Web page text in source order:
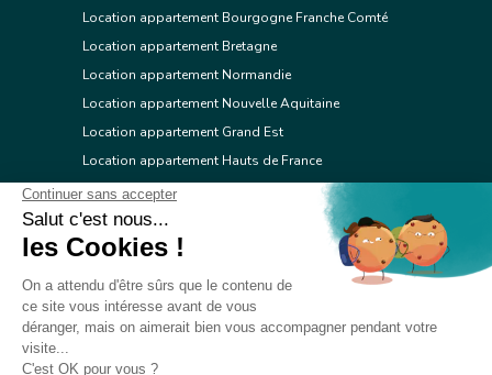
Location appartement Bourgogne Franche Comté
Location appartement Bretagne
Location appartement Normandie
Location appartement Nouvelle Aquitaine
Location appartement Grand Est
Location appartement Hauts de France
Location appartement Ile de France
Location appartement Centre Val de Loire
Location appartement Occitanie
Location appartement Provence Alpes Côte d'Azur
Location appartement Corse